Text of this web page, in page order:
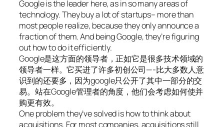
Google is the leader here, as in so many areas of
technology. They buy a lot of startups– more than
most people realize, because they only announce a
fraction of them. And being Google, they’re figuring
out how to do it efficiently.
Google是这方面的领导者，正如它是很多技术领域的
领导者一样。它买进了许多初创公司—-比大多数人意
识到的还要多，因为google只公开了其中一部分的交
易。站在Google管理者的角度，他们会考虑如何使并
购更有效。
One problem they’ve solved is how to think about
acquisitions. For most companies, acquisitions still